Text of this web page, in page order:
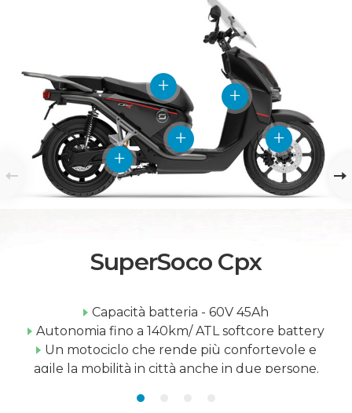
SuperSoco Cpx
Capacità batteria - 60V 45Ah
Autonomia fino a 140km/ ATL softcore battery
Un motociclo che rende più confortevole e
agile la mobilità in città anche in due persone.